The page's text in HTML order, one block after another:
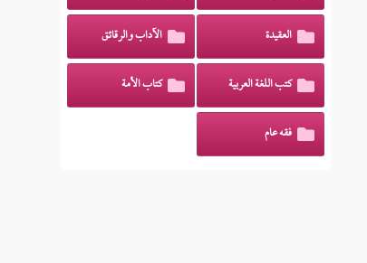
العقيدة الآداب والرقائق
كتب اللغة العربية كتاب الأمة
فقه عام